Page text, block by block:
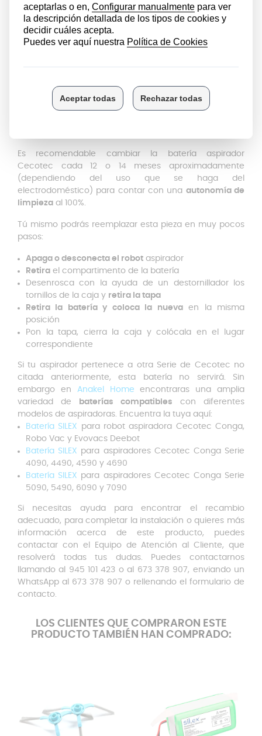
Conga Serie 1390
Conga Serie 1590
Batería de iones: Consejos de
para eliminar cualquier resto de suciedad que pudiera
haber en el depósito. Una vez hayas sustituido la
Es recomendable cambiar la batería aspirador
Cecotec cada 12 o 14 meses aproximadamente
(dependiendo del uso que se haga del
electrodoméstico) para contar con una autonomía de
limpieza al 100%.
Tú mismo podrás reemplazar esta pieza en muy pocos
pasos:
Apaga o desconecta el robot aspirador
Retira el compartimento de la batería
Desenrosca con la ayuda de un destornillador los
tornillos de la caja y retira la tapa
Retira la batería y coloca la nuevaen la misma
posición
Pon la tapa, cierra la caja y colócala en el lugar
correspondiente
Si tu aspirador pertenece a otra Serie de Cecotec no
citada anteriormente, esta batería no servirá. Sin
embargo en Anakel Home encontraras una amplia
variedad de
baterías compatibles con diferentes
modelos de aspiradoras. Encuentra la tuya aquí:
Batería SILEX para robot aspiradora Cecotec Conga,
Robo Vac y Evovacs Deebot
Batería SILEX para aspiradores Cecotec Conga Serie
4090, 4490, 4590 y 4690
Batería SILEX para aspiradores Cecotec Conga Serie
5090, 5490, 6090 y 7090
Si necesitas ayuda para encontrar el recambio
adecuado, para completar la instalación o quieres más
información acerca de este producto, puedes
contactar con el Equipo de Atención al Cliente, que
resolverá todas tus dudas. Puedes contactarnos
llamando al 945 101 423 o al 673 378 907, enviando un
WhatsApp al 673 378 907 o rellenando el formulario de
contacto.
LOS CLIENTES QUE COMPRARON ESTE
PRODUCTO TAMBIÉN HAN COMPRADO: